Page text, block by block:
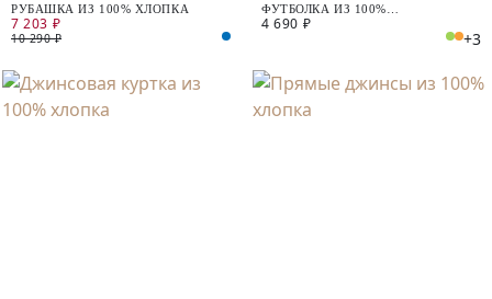
РУБАШКА ИЗ 100% ХЛОПКА
7 203 ₽
10 290 ₽
ФУТБОЛКА ИЗ 100%
МЕРСЕРИЗИРОВАННОГО ХЛОПКА
4 690 ₽
+3